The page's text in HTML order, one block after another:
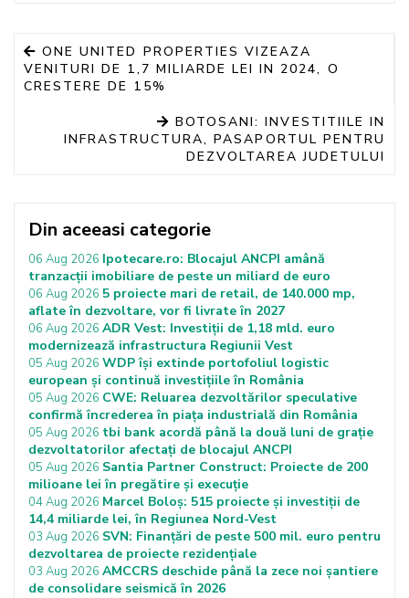
ONE UNITED PROPERTIES VIZEAZA
VENITURI DE 1,7 MILIARDE LEI IN 2024, O
CRESTERE DE 15%
BOTOSANI: INVESTITIILE IN
INFRASTRUCTURA, PASAPORTUL PENTRU
DEZVOLTAREA JUDETULUI
Din aceeasi categorie
06 Aug 2026 Ipotecare.ro: Blocajul ANCPI amână
tranzacții imobiliare de peste un miliard de euro
06 Aug 2026 5 proiecte mari de retail, de 140.000 mp,
aflate în dezvoltare, vor fi livrate în 2027
06 Aug 2026 ADR Vest: Investiții de 1,18 mld. euro
modernizează infrastructura Regiunii Vest
05 Aug 2026 WDP își extinde portofoliul logistic
european și continuă investițiile în România
05 Aug 2026 CWE: Reluarea dezvoltărilor speculative
confirmă încrederea în piața industrială din România
05 Aug 2026 tbi bank acordă până la două luni de grație
dezvoltatorilor afectați de blocajul ANCPI
05 Aug 2026 Santia Partner Construct: Proiecte de 200
milioane lei în pregătire și execuție
04 Aug 2026 Marcel Boloș: 515 proiecte și investiții de
14,4 miliarde lei, în Regiunea Nord-Vest
03 Aug 2026 SVN: Finanțări de peste 500 mil. euro pentru
dezvoltarea de proiecte rezidențiale
03 Aug 2026 AMCCRS deschide până la zece noi șantiere
de consolidare seismică în 2026